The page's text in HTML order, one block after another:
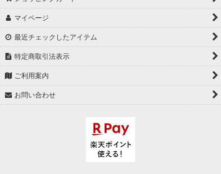
マイページ
最近チェックしたアイテム
特定商取引法表示
ご利用案内
お問い合わせ